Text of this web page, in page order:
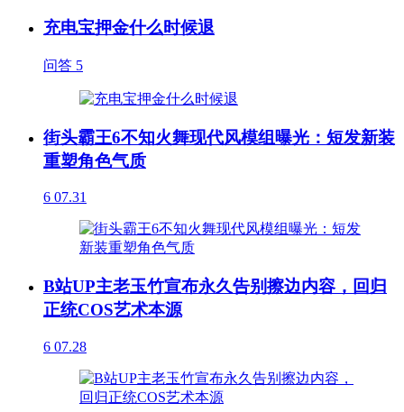
充电宝押金什么时候退
问答 5
街头霸王6不知火舞现代风模组曝光：短发新装
重塑角色气质
6 07.31
B站UP主老玉竹宣布永久告别擦边内容，回归
正统COS艺术本源
6 07.28